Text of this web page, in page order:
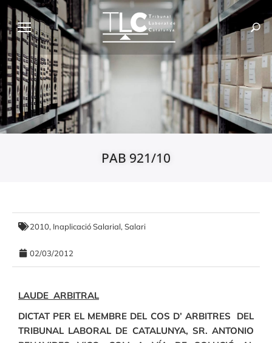
PAB 921/10
2010, Inaplicació Salarial, Salari
02/03/2012
LAUDE ARBITRAL
DICTAT PER EL MEMBRE DEL COS D’ ARBITRES DEL
TRIBUNAL LABORAL DE CATALUNYA, SR. ANTONIO